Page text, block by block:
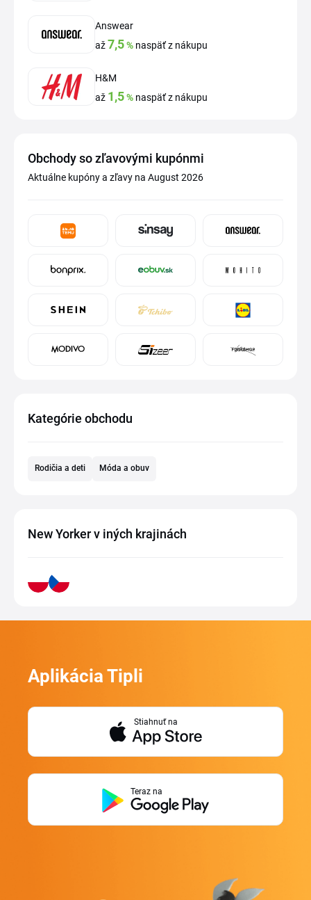
Answear
až7,5% naspäť z nákupu
H&M
až 1,5% naspäť z nákupu
Obchody so zľavovými kupónmi
Aktuálne kupóny a zľavy na August 2026
Kategórie obchodu
Rodičia a deti Móda a obuv
New Yorker v iných krajinách
Aplikácia Tipli
Stiahnuť na
Teraz na